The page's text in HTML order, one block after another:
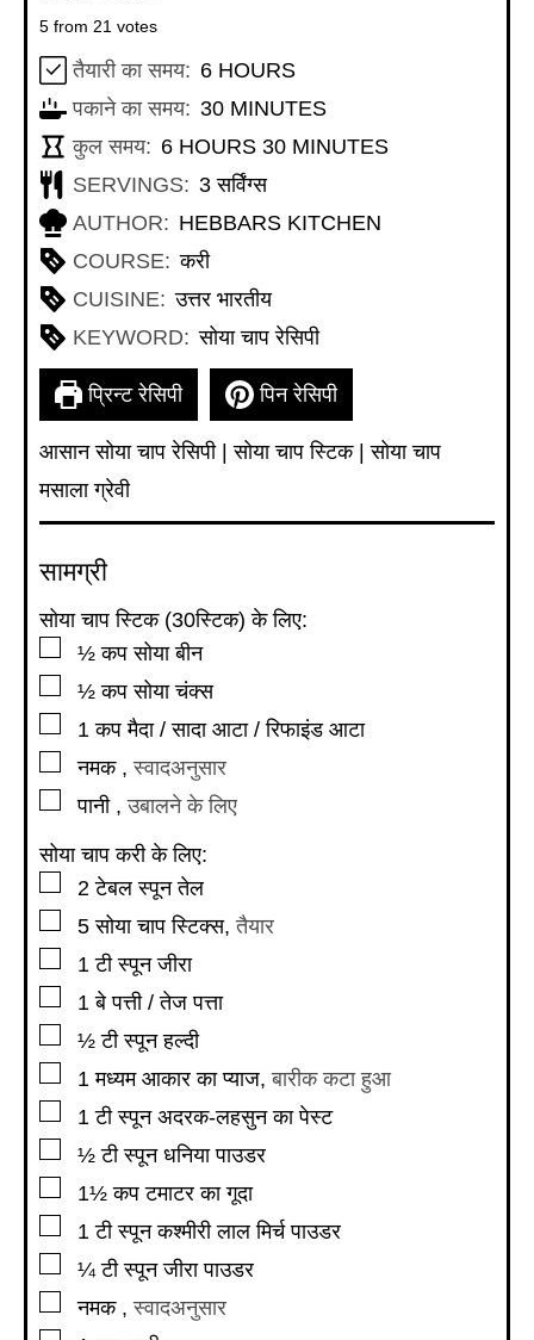
5 from 21 votes
तैयारी का समय: 6HOURS
HOURS
पकाने का समय: 30MINUTES
MINUTES
कुल समय: 6HOURS
HOURS 30MINUTES
MINUTES
SERVINGS: 3 सर्विंग्स
AUTHOR: HEBBARS KITCHEN
COURSE: करी
CUISINE: उत्तर भारतीय
KEYWORD: सोया चाप रेसिपी
प्रिन्ट रेसिपी पिन रेसिपी
आसान सोया चाप रेसिपी | सोया चाप स्टिक | सोया चाप
मसाला ग्रेवी
सामग्री
सोया चाप स्टिक (30स्टिक) के लिए:
▢
½ कप सोया बीन
▢
½ कप सोया चंक्स
▢
1 कप मैदा / सादा आटा / रिफाइंड आटा
▢
नमक ,स्वादअनुसार
▢
पानी ,उबालने के लिए
सोया चाप करी के लिए:
▢
2 टेबल स्पून तेल
▢
5 सोया चाप स्टिक्स,तैयार
▢
1 टी स्पून जीरा
▢
1 बे पत्ती / तेज पत्ता
▢
½ टी स्पून हल्दी
▢
1 मध्यम आकार का प्याज,बारीक कटा हुआ
▢
1 टी स्पून अदरक-लहसुन का पेस्ट
▢
½ टी स्पून धनिया पाउडर
▢
1½ कप टमाटर का गूदा
▢
1 टी स्पून कश्मीरी लाल मिर्च पाउडर
▢
¼ टी स्पून जीरा पाउडर
▢
नमक ,स्वादअनुसार